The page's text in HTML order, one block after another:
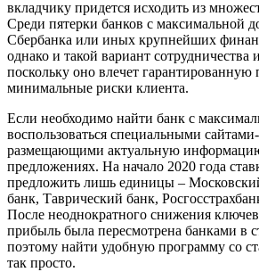
вкладчику придется исходить из
Среди пятерки банков с максимальной
Сбербанка или иных крупнейших
однако и такой вариант сотрудничества
поскольку оно влечет гарантированную
минимальные риски клиента.
Если необходимо найти банк с
воспользоваться специальными
размещающими актуальную
предложениях. На начало 2020 года
предложить лишь единицы –
банк, Таврический банк,
После неоднократного снижения
прибыль была пересмотрена банками в
поэтому найти удобную программу со
так просто.